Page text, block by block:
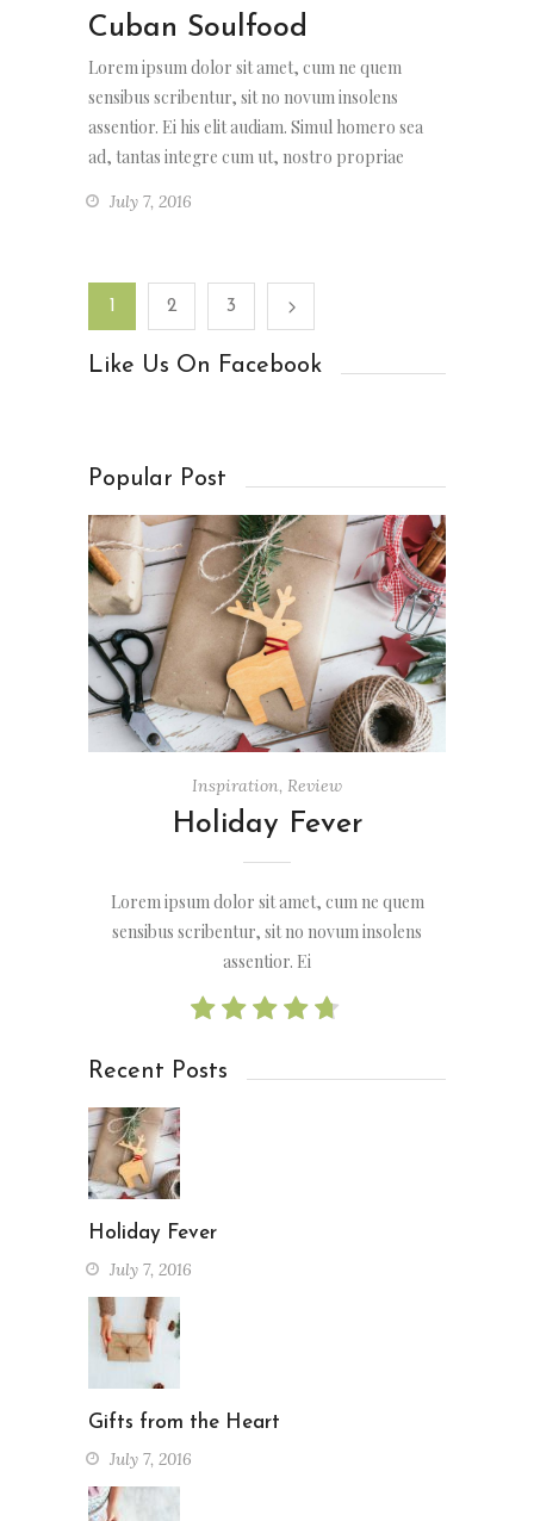
Cuban Soulfood
Lorem ipsum dolor sit amet, cum ne quem
sensibus scribentur, sit no novum insolens
assentior. Ei his elit audiam. Simul homero sea
ad, tantas integre cum ut, nostro propriae
July 7, 2016
1 2 3
Like Us On Facebook
Popular Post
Inspiration, Review
Holiday Fever
Lorem ipsum dolor sit amet, cum ne quem
sensibus scribentur, sit no novum insolens
assentior. Ei
Recent Posts
Holiday Fever
July 7, 2016
Gifts from the Heart
July 7, 2016